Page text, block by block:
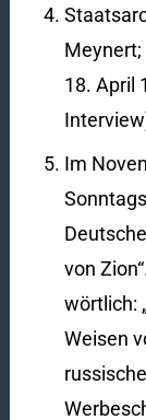
18. April
Im
von
wörtlich:
Weisen